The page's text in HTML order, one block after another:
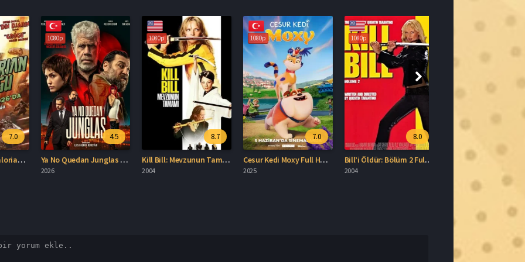
7.0
Star Wars: Mandalorian ve Grogu Full HD İzle
1080p
4.5
Ya No Quedan Junglas Türkçe Dublaj İzle
2026
1080p
8.7
Kill Bill: Mevzunun Tamamı Türkçe Dublaj İzle
2004
1080p
7.0
Cesur Kedi Moxy Full HD İzle
2025
1080p
8.0
Bill’i Öldür: Bölüm 2 Full HD İzle
2004